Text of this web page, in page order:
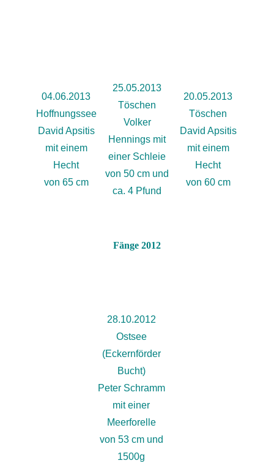
04.06.2013
Hoffnungssee
David Apsitis
mit einem
Hecht
von 65 cm
25.05.2013
Töschen
Volker
Hennings mit
einer Schleie
von 50 cm und
ca. 4 Pfund
20.05.2013
Töschen
David Apsitis
mit einem
Hecht
von 60 cm
Fänge 2012
28.10.2012
Ostsee
(Eckernförder
Bucht)
Peter Schramm
mit einer
Meerforelle
von 53 cm und
1500g